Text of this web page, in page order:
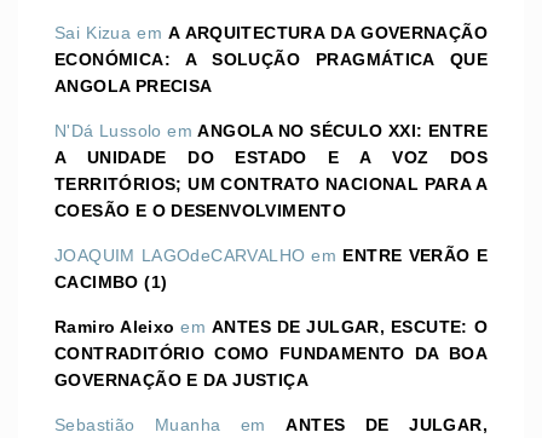
Sai Kizua emA ARQUITECTURA DA GOVERNAÇÃO
ECONÓMICA: A SOLUÇÃO PRAGMÁTICA QUE
ANGOLA PRECISA
N'Dá Lussolo emANGOLA NO SÉCULO XXI: ENTRE
A UNIDADE DO ESTADO E A VOZ DOS
TERRITÓRIOS; UM CONTRATO NACIONAL PARA A
COESÃO E O DESENVOLVIMENTO
JOAQUIM LAGOdeCARVALHO em ENTRE VERÃO E
CACIMBO (1)
Ramiro Aleixo emANTES DE JULGAR, ESCUTE: O
CONTRADITÓRIO COMO FUNDAMENTO DA BOA
GOVERNAÇÃO E DA JUSTIÇA
Sebastião Muanha emANTES DE JULGAR,